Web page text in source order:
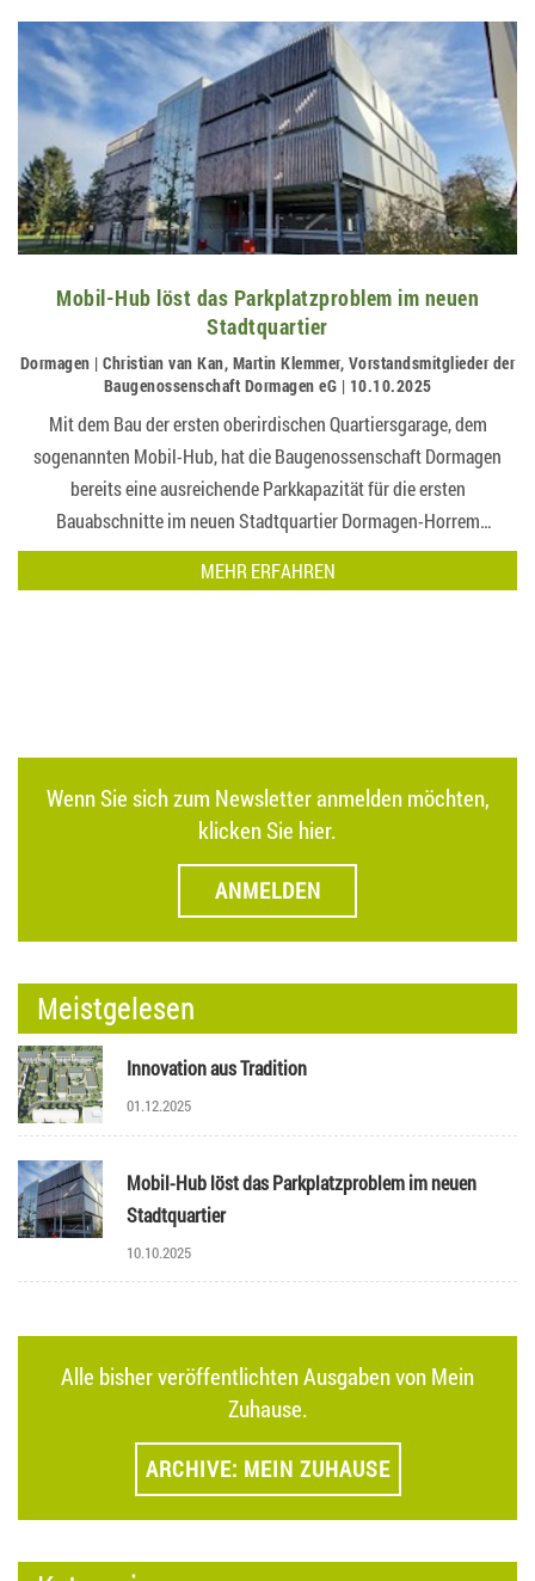
Mobil-Hub löst das Parkplatzproblem im neuen
Stadtquartier
Dormagen | Christian van Kan, Martin Klemmer, Vorstandsmitglieder der
Baugenossenschaft Dormagen eG | 10.10.2025
Mit dem Bau der ersten oberirdischen Quartiersgarage, dem
sogenannten Mobil-Hub, hat die Baugenossenschaft Dormagen
bereits eine ausreichende Parkkapazität für die ersten
Bauabschnitte im neuen Stadtquartier Dormagen-Horrem
geschaffen. Die BGD setzt damit ein Zeichen der Zuversicht für die
weitere Umsetzung des Großprojekts….
MEHR ERFAHREN
Wenn Sie sich zum Newsletter anmelden möchten,
klicken Sie hier.
ANMELDEN
Meistgelesen
Innovation aus Tradition
01.12.2025
Mobil-Hub löst das Parkplatzproblem im neuen
Stadtquartier
10.10.2025
Alle bisher veröffentlichten Ausgaben von Mein
Zuhause.
ARCHIVE: MEIN ZUHAUSE